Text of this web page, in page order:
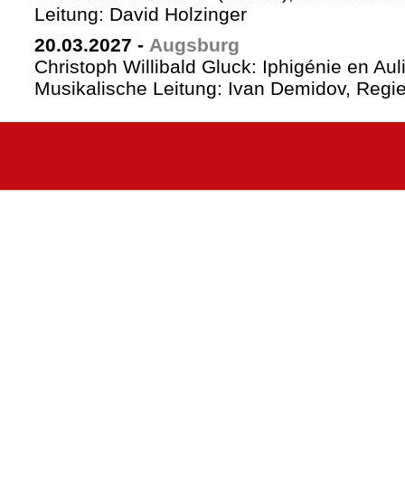
Leitung: David Holzinger
20.03.2027 - Augsburg
Christoph Willibald Gluck: Iphigénie en
Musikalische Leitung: Ivan Demidov,